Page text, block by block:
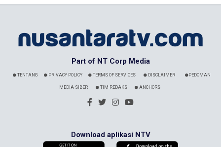
Part of NT Corp Media
TENTANG PRIVACY POLICY TERMS OF SERVICES DISCLAIMER PEDOMAN
MEDIA SIBER TIM REDAKSI ANCHORS
Download aplikasi NTV